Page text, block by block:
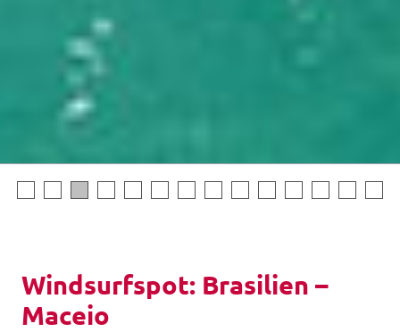
Windsurfspot: Brasilien –
Maceio